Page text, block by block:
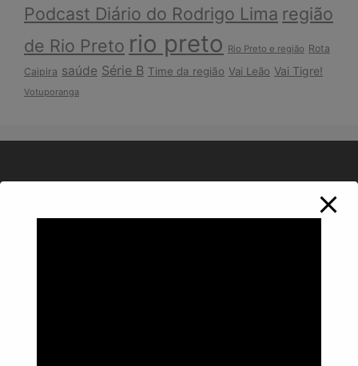
Podcast Diário do Rodrigo Lima região
de Rio Preto rio preto Rio Preto e região Rota
Caipira saúde Série B Time da região Vai Leão Vai Tigre!
Votuporanga